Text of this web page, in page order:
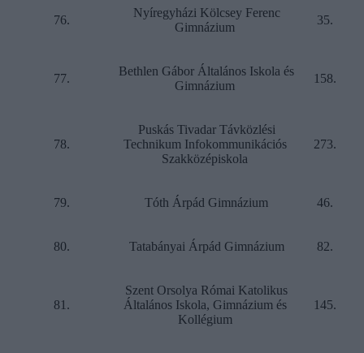
76.
Nyíregyházi Kölcsey Ferenc
Gimnázium
35.
77.
Bethlen Gábor Általános Iskola és
Gimnázium
158.
78.
Puskás Tivadar Távközlési
Technikum Infokommunikációs
Szakközépiskola
273.
79. Tóth Árpád Gimnázium 46.
80. Tatabányai Árpád Gimnázium 82.
81.
Szent Orsolya Római Katolikus
Általános Iskola, Gimnázium és
Kollégium
145.